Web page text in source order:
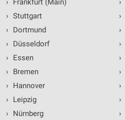
›
Frankfurt (Main)
› Stuttgart
›
Dortmund
›
Düsseldorf
›
Essen
›
Bremen
›
Hannover
›
Leipzig
›
Nürnberg
›
›
›
›
›
›
›
›
›